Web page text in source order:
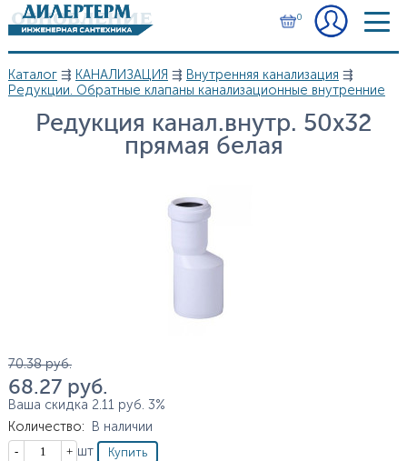
Перейти к основному содержанию
0
Вы здесь
Каталог⇶ КАНАЛИЗАЦИЯ ⇶ Внутренняя канализация ⇶
Редукции. Обратные клапаны канализационные внутренние
Редукция канал.внутр. 50х32
прямая белая
Цена
70.38 руб.
68.27 руб.
Ваша скидка 2.11 руб. 3%
Количество:
В наличии
Кол-во
шт